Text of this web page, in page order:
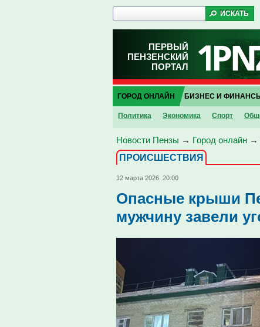
ПЕРВЫЙ
ПЕНЗЕНСКИЙ
ПОРТАЛ
ГОРОД ОНЛАЙН
Политика Экономика Спорт
БИЗНЕС И ФИНАНСЫ
Новости Пензы → Город онлайн →
ПРОИCШЕСТВИЯ
12 марта 2026, 20:00
Опасные крыши
мужчину завели